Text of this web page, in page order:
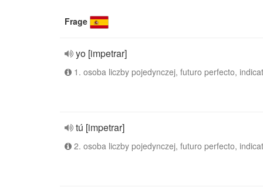
Frage
yo [impetrar]
1. osoba liczby pojedynczej, futuro perfecto,
tú [impetrar]
2. osoba liczby pojedynczej, futuro perfecto,